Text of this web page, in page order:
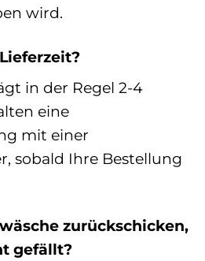
wird.
in der Regel 2-4
eine
mit einer
sobald Ihre Bestellung
zurückschicken,
gefällt?